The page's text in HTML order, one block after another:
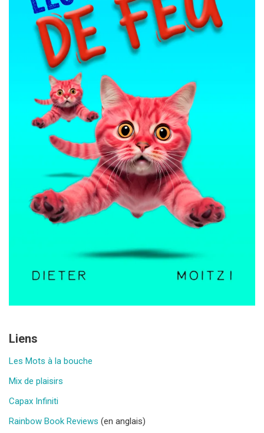
Liens
Les Mots à la bouche
Mix de plaisirs
Capax Infiniti
Rainbow Book Reviews (en anglais)